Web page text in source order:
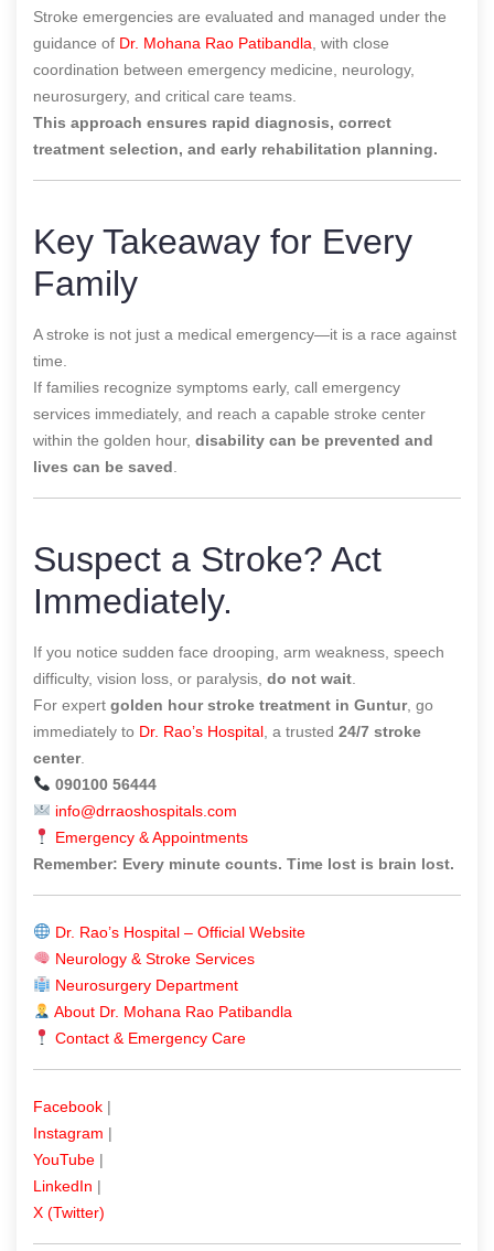
Stroke emergencies are evaluated and managed under the
guidance of Dr. Mohana Rao Patibandla , with close
coordination between emergency medicine, neurology,
neurosurgery, and critical care teams.
This approach ensures rapid diagnosis, correct
treatment selection, and early rehabilitation planning.
Key Takeaway for Every
Family
A stroke is not just a medical emergency—it is a race against
time.
If families recognize symptoms early, call emergency
services immediately, and reach a capable stroke center
within the golden hour, disability can be prevented and
lives can be saved
Suspect a Stroke? Act
Immediately.
If you notice sudden face drooping, arm weakness, speech
difficulty, vision loss, or paralysis, do not wait
For expert golden hour stroke treatment in Guntur, go
immediately to Dr. Rao’s Hospital , a trusted 24/7 stroke
center.
090100 56444
info@drraoshospitals.com
Emergency & Appointments
Remember: Every minute counts. Time lost is brain lost.
Dr. Rao’s Hospital – Official Website
Neurology & Stroke Services
Neurosurgery Department
About Dr. Mohana Rao Patibandla
Contact & Emergency Care
Facebook |
Instagram |
YouTube |
LinkedIn |
X (Twitter)